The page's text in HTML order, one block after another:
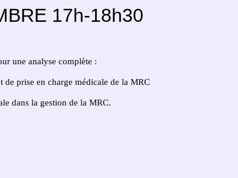
17h-18h30
une analyse complète :
de prise en charge médicale de la MRC
dans la gestion de la MRC.